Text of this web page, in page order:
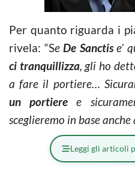
Per quanto riguarda i
rivela: “SeDe Sanctise’
ci tranquillizza, gli ho
a fare il portiere…
un portiere e
sceglieremo in base
Leggi gli articoli